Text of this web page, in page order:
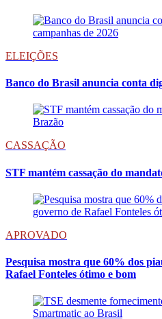
ELEIÇÕES
Banco do Brasil anuncia conta
CASSAÇÃO
STF mantém cassação do
APROVADO
Pesquisa mostra que 60% dos
Rafael Fonteles ótimo e bom